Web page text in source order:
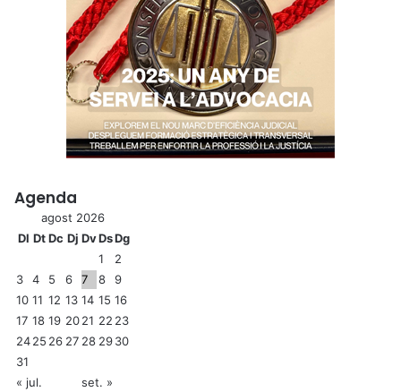
Agenda
agost 2026
Dl DtDc Dj DvDsDg
1
2
3
4 5 6 7 8
9
10 11 12 13 14 15 16
17 18 19 2021 22 23
2425 26 27 28 2930
31
« jul.
set. »